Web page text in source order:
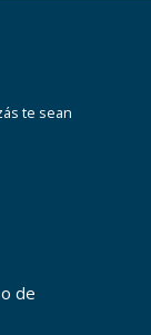
te sean
de